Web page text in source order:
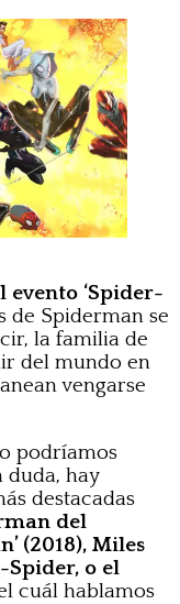
evento ‘Spider-
de Spiderman se
la familia de
del mundo en
vengarse
podríamos
duda, hay
destacadas
del
(2018), Miles
Spider, o el
cuál hablamos